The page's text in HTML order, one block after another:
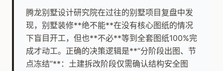
腾龙别墅设计研究院在过往的别墅项目复盘中发
现，别墅装修**绝不能**在没有核心图纸的情况
下盲目开工，但也**不必**等到全套图纸100%完
成才动工。正确的决策逻辑是**“分阶段出图、节
点冻结”**：土建拆改阶段仅需确认结构安全图